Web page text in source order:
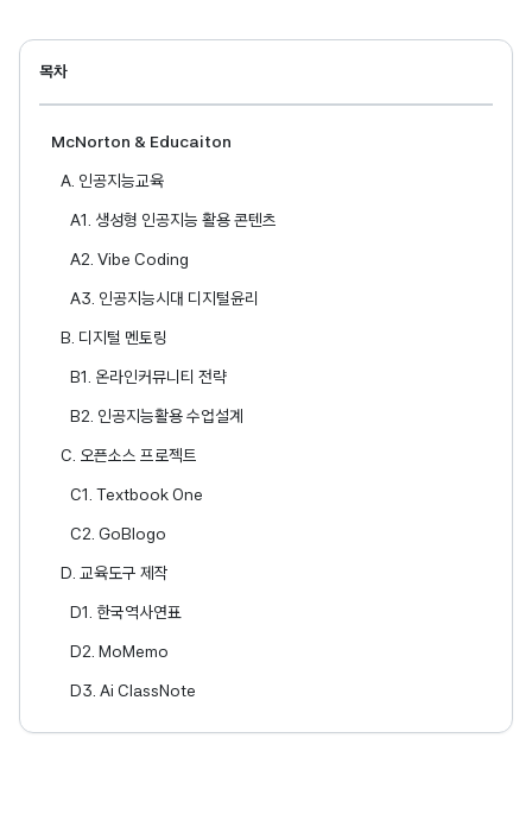
목차
McNorton & Educaiton
A. 인공지능교육
A1. 생성형 인공지능 활용 콘텐츠
A2. Vibe Coding
A3. 인공지능시대 디지털윤리
B. 디지털 멘토링
B1. 온라인커뮤니티 전략
B2. 인공지능활용 수업설계
C. 오픈소스 프로젝트
C1. Textbook One
C2. GoBlogo
D. 교육도구 제작
D1. 한국역사연표
D2. MoMemo
D3. Ai ClassNote